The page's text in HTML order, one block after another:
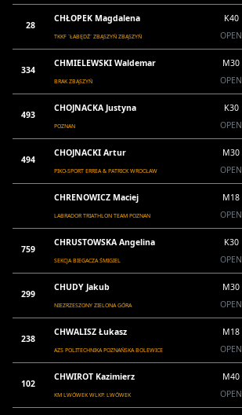
28
CHŁOPEK Magdalena
TKKF `ŁABĘDŹ` ZBĄSZYŃ ZBĄSZYŃ
K40
OPEN
334
CHMIELEWSKI Waldemar
BRAK ZBĄSZYŃ
M30
OPEN
493
CHOJNACKA Justyna
POZNAN
K30
OPEN
494
CHOJNACKI Artur
PIKO-SPORT ERREA & PATRICK WROCŁAW
M30
OPEN
CHRENOWICZ Maciej
LABRADOR TRIATHLON TEAM POZNAN
M18
OPEN
759
CHRUSTOWSKA Angelina
SEKCJA BIEGACZA ŚMIGIEL
K30
OPEN
299
CHUDY Jakub
NIEZRZESZONY ZIELONA GÓRA
M30
OPEN
238
CHWALISZ Łukasz
AZS POLITECHNIKA POZNAŃSKA BOLEWICE
M18
OPEN
102
CHWIROT Kazimierz
KM LWÓWEK WLKP. LWÓWEK
M40
OPEN